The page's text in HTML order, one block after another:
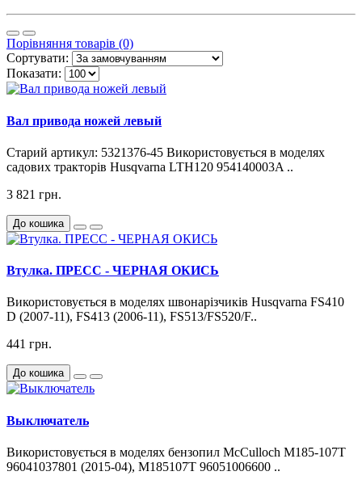
Порівняння товарів (0)
Сортувати:
Показати:
Вал привода ножей левый
Старий артикул: 5321376-45 Використовується в моделях
садових тракторів Husqvarna LTH120 954140003A ..
3 821 грн.
До кошика
Втулка. ПРЕСС - ЧЕРНАЯ ОКИСЬ
Використовується в моделях швонарізчиків Husqvarna FS410
D (2007-11), FS413 (2006-11), FS513/FS520/F..
441 грн.
До кошика
Выключатель
Використовується в моделях бензопил McCulloch M185-107T
96041037801 (2015-04), M185107T 96051006600 ..